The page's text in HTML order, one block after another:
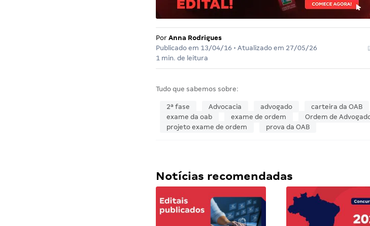
Por Anna Rodrigues
Publicado em 13/04/16 • Atualizado em 27/05/26
1 min. de leitura
Tudo que sabemos sobre:
2ª fase Advocacia advogado carteira da OAB
exame da oab
exame de ordem Ordem de
projeto exame de ordem
prova da OAB
Notícias recomendadas